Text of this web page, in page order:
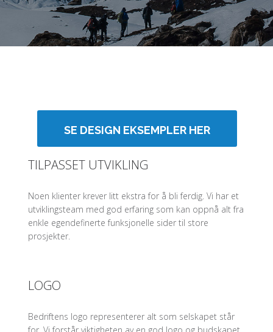
SE DESIGN EKSEMPLER HER
TILPASSET UTVIKLING
Noen klienter krever litt ekstra for å bli ferdig. Vi har et
utviklingsteam med god erfaring som kan oppnå alt fra
enkle egendefinerte funksjonelle sider til store
prosjekter.
LOGO
Bedriftens logo representerer alt som selskapet står